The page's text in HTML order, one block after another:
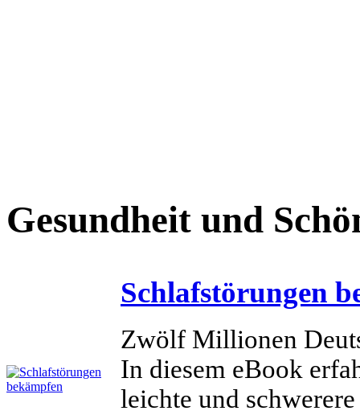
Gesundheit und
Schlafstörungen
Zwölf Millionen
In diesem eBook
leichte und